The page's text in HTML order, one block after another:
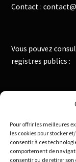
Pour offrir les meilleures
les cookies pour stocker
consentir à ces
comportement de
consentir ou de retirer
Contact :
Vous pouvez
registres publics :
Institut National
Infogreffe :